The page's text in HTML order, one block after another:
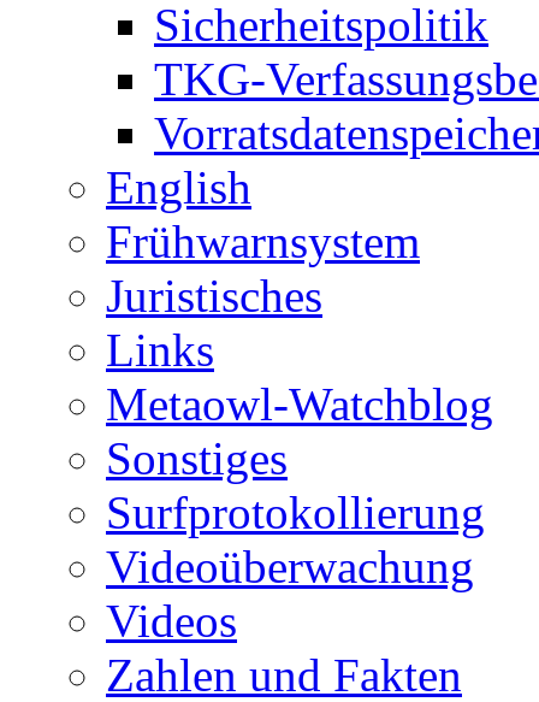
Sicherheitspolitik
TKG-
English
Frühwarnsystem
Juristisches
Links
Metaowl-Watchblog
Sonstiges
Surfprotokollierung
Videoüberwachung
Videos
Zahlen und Fakten